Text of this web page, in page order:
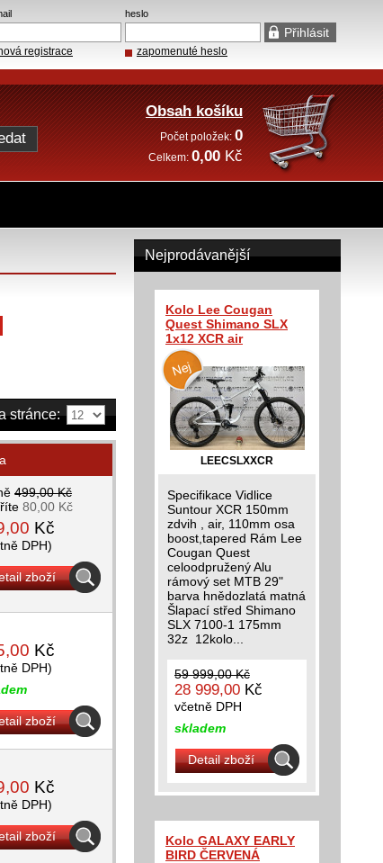
stránce:
499,00 Kč
80,00 Kč
Kč
DPH)
zboží
Kč
DPH)
zboží
Kč
DPH)
zboží
Nejprodávanější
Kolo Lee Cougan
Quest Shimano SLX
1x12 XCR air
LEECSLXXCR
Specifikace Vidlice
Suntour XCR 150mm
zdvih , air, 110mm osa
boost,tapered Rám Lee
Cougan Quest
celoodpružený Alu
rámový set MTB 29"
barva hnědozlatá matná
Šlapací střed Shimano
SLX 7100-1 175mm
32z 12kolo...
59 999,00 Kč
28 999,00 Kč
včetně DPH
skladem
Detail zboží
Kolo GALAXY EARLY
BIRD ČERVENÁ
heslo
registrace zapomenuté heslo
Obsah košíku
Počet položek:0
Celkem: 0,00 Kč